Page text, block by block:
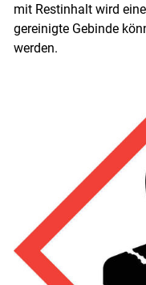
mit Restinhalt wird
gereinigte Gebinde
werden.